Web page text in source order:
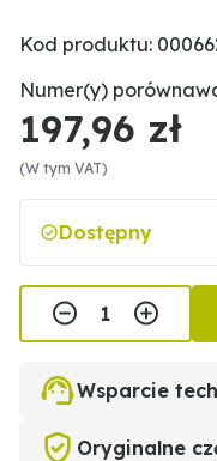
Kod produktu:
Numer(y)
197,96 zł
(W tym VAT)
Dostępny
Wsparcie
Oryginalne